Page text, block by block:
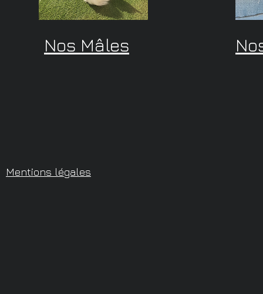
Nos Mâles
Mentions légales